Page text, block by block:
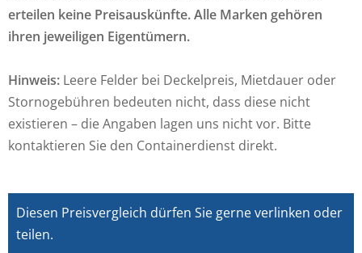
erteilen keine Preisauskünfte. Alle Marken gehören
ihren jeweiligen Eigentümern.
Hinweis: Leere Felder bei Deckelpreis, Mietdauer oder
Stornogebühren bedeuten nicht, dass diese nicht
existieren – die Angaben lagen uns nicht vor. Bitte
kontaktieren Sie den Containerdienst direkt.
Diesen Preisvergleich dürfen Sie gerne verlinken oder
teilen.